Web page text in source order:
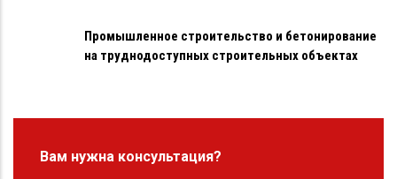
Промышленное строительство и бетонирование
на труднодоступных строительных объектах
Вам нужна консультация?